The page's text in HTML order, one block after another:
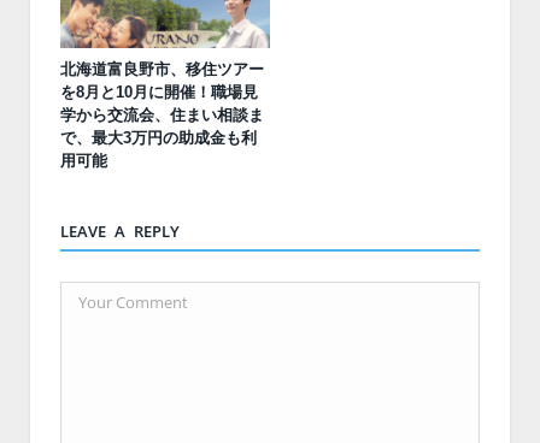
北海道富良野市、移住ツアー
を8月と10月に開催！職場見
学から交流会、住まい相談ま
で、最大3万円の助成金も利
用可能
LEAVE A REPLY